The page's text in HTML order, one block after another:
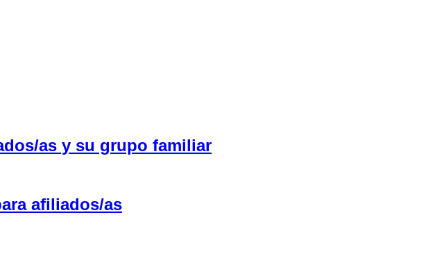
as y su grupo familiar
afiliados/as